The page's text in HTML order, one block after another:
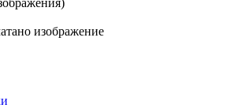
изображение